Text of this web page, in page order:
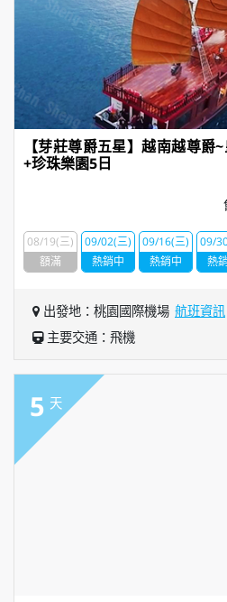
【芽莊尊爵五星】越南越尊爵
+珍珠樂園5日
08/19(三)
額滿
09/02(三)
熱銷中
09/16(三)
熱銷中
09/
熱
出發地：桃園國際機場 航班資訊
主要交通：飛機
5 天